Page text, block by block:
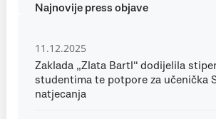
Najnovije press objave
11.12.2025
Zaklada „Zlata Bartl“ dodijelila
studentima te potpore za učenička
natjecanja